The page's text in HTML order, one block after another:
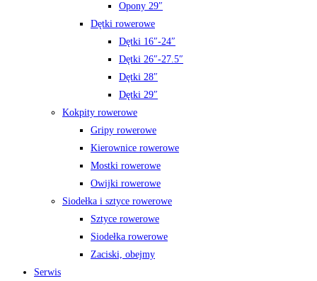
Opony 29″
Dętki rowerowe
Dętki 16″-24″
Dętki 26″-27.5″
Dętki 28″
Dętki 29″
Kokpity rowerowe
Gripy rowerowe
Kierownice rowerowe
Mostki rowerowe
Owijki rowerowe
Siodełka i sztyce rowerowe
Sztyce rowerowe
Siodełka rowerowe
Zaciski, obejmy
Serwis